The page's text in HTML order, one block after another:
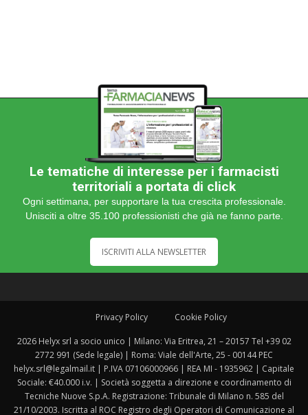
Le tematiche di interesse per i farmacisti
territoriali a portata di click
Ogni settimana, per supportare la tua crescita professionale.
Unisciti a oltre 35.100 professionisti che già ne fanno parte.
ISCRIVITI ALLA NEWSLETTER
Privacy Policy Cookie Policy
2026 Helyx srl a socio unico | Milano: Via Eritrea, 21 – 20157 Tel +39 02
2772 991 (Sede legale) | Roma: Viale dell'Arte, 25 - 00144 PEC
helyx.srl@legalmail.it | P.IVA 07106000966 | REA MI - 1935962 | Capitale
Sociale: €40.000 i.v. | Società soggetta a direzione e coordinamento di
Tecniche Nuove S.p.A. Registrazione: Tribunale di Milano n. 585 del
21/10/2003. Iscritta al ROC Registro degli Operatori di Comunicazione al